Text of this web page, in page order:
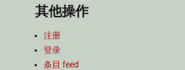
其他操作
注册
登录
条目 feed